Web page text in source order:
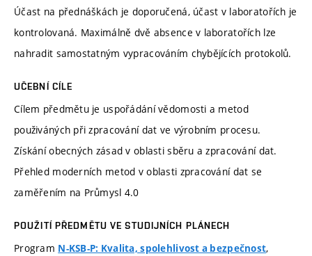
Účast na přednáškách je doporučená, účast v laboratořích je
kontrolovaná. Maximálně dvě absence v laboratořích lze
nahradit samostatným vypracováním chybějících protokolů.
UČEBNÍ CÍLE
Cílem předmětu je uspořádání vědomosti a metod
použiváných při zpracování dat ve výrobním procesu.
Získání obecných zásad v oblasti sběru a zpracování dat.
Přehled moderních metod v oblasti zpracování dat se
zaměřením na Průmysl 4.0
POUŽITÍ PŘEDMĚTU VE STUDIJNÍCH PLÁNECH
Program N-KSB-P: Kvalita, spolehlivost a bezpečnost,